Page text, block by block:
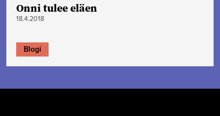
Onni tulee eläen
18.4.2018
Blogi